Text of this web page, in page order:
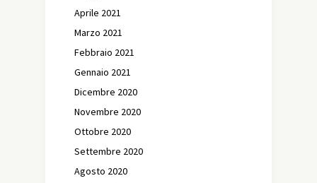
Aprile 2021
Marzo 2021
Febbraio 2021
Gennaio 2021
Dicembre 2020
Novembre 2020
Ottobre 2020
Settembre 2020
Agosto 2020